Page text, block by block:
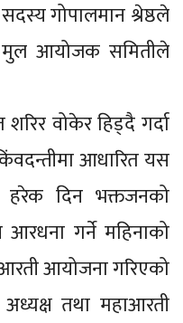
गोपालमान श्रेष्ठले
मुल आयोजक समितीले
वोकेर हिड्दै गर्दा
आधारित यस
हरेक दिन भक्तजनको
गर्ने महिनाको
आयोजना गरिएको
तथा महाआरती